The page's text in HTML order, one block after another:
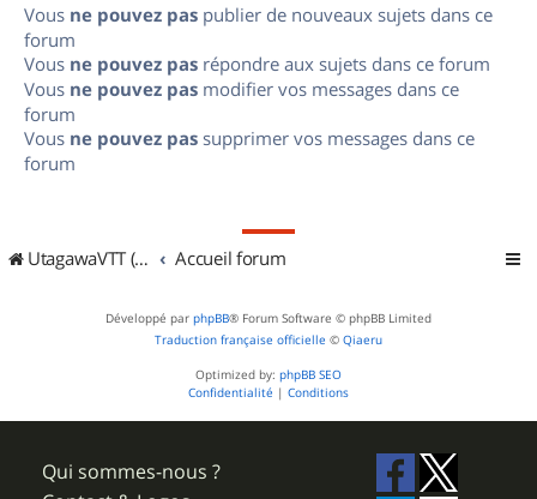
Vous ne pouvez pas publier de nouveaux sujets dans ce
forum
Vous ne pouvez pas répondre aux sujets dans ce forum
Vous ne pouvez pas modifier vos messages dans ce
forum
Vous ne pouvez pas supprimer vos messages dans ce
forum
UtagawaVTT (Randos VTT et VTTAE avec traces GPS) Accueil forum
Développé par phpBB® Forum Software © phpBB Limited
Traduction française officielle © Qiaeru
Optimized by: phpBB SEO
Confidentialité | Conditions
Qui sommes-nous ?